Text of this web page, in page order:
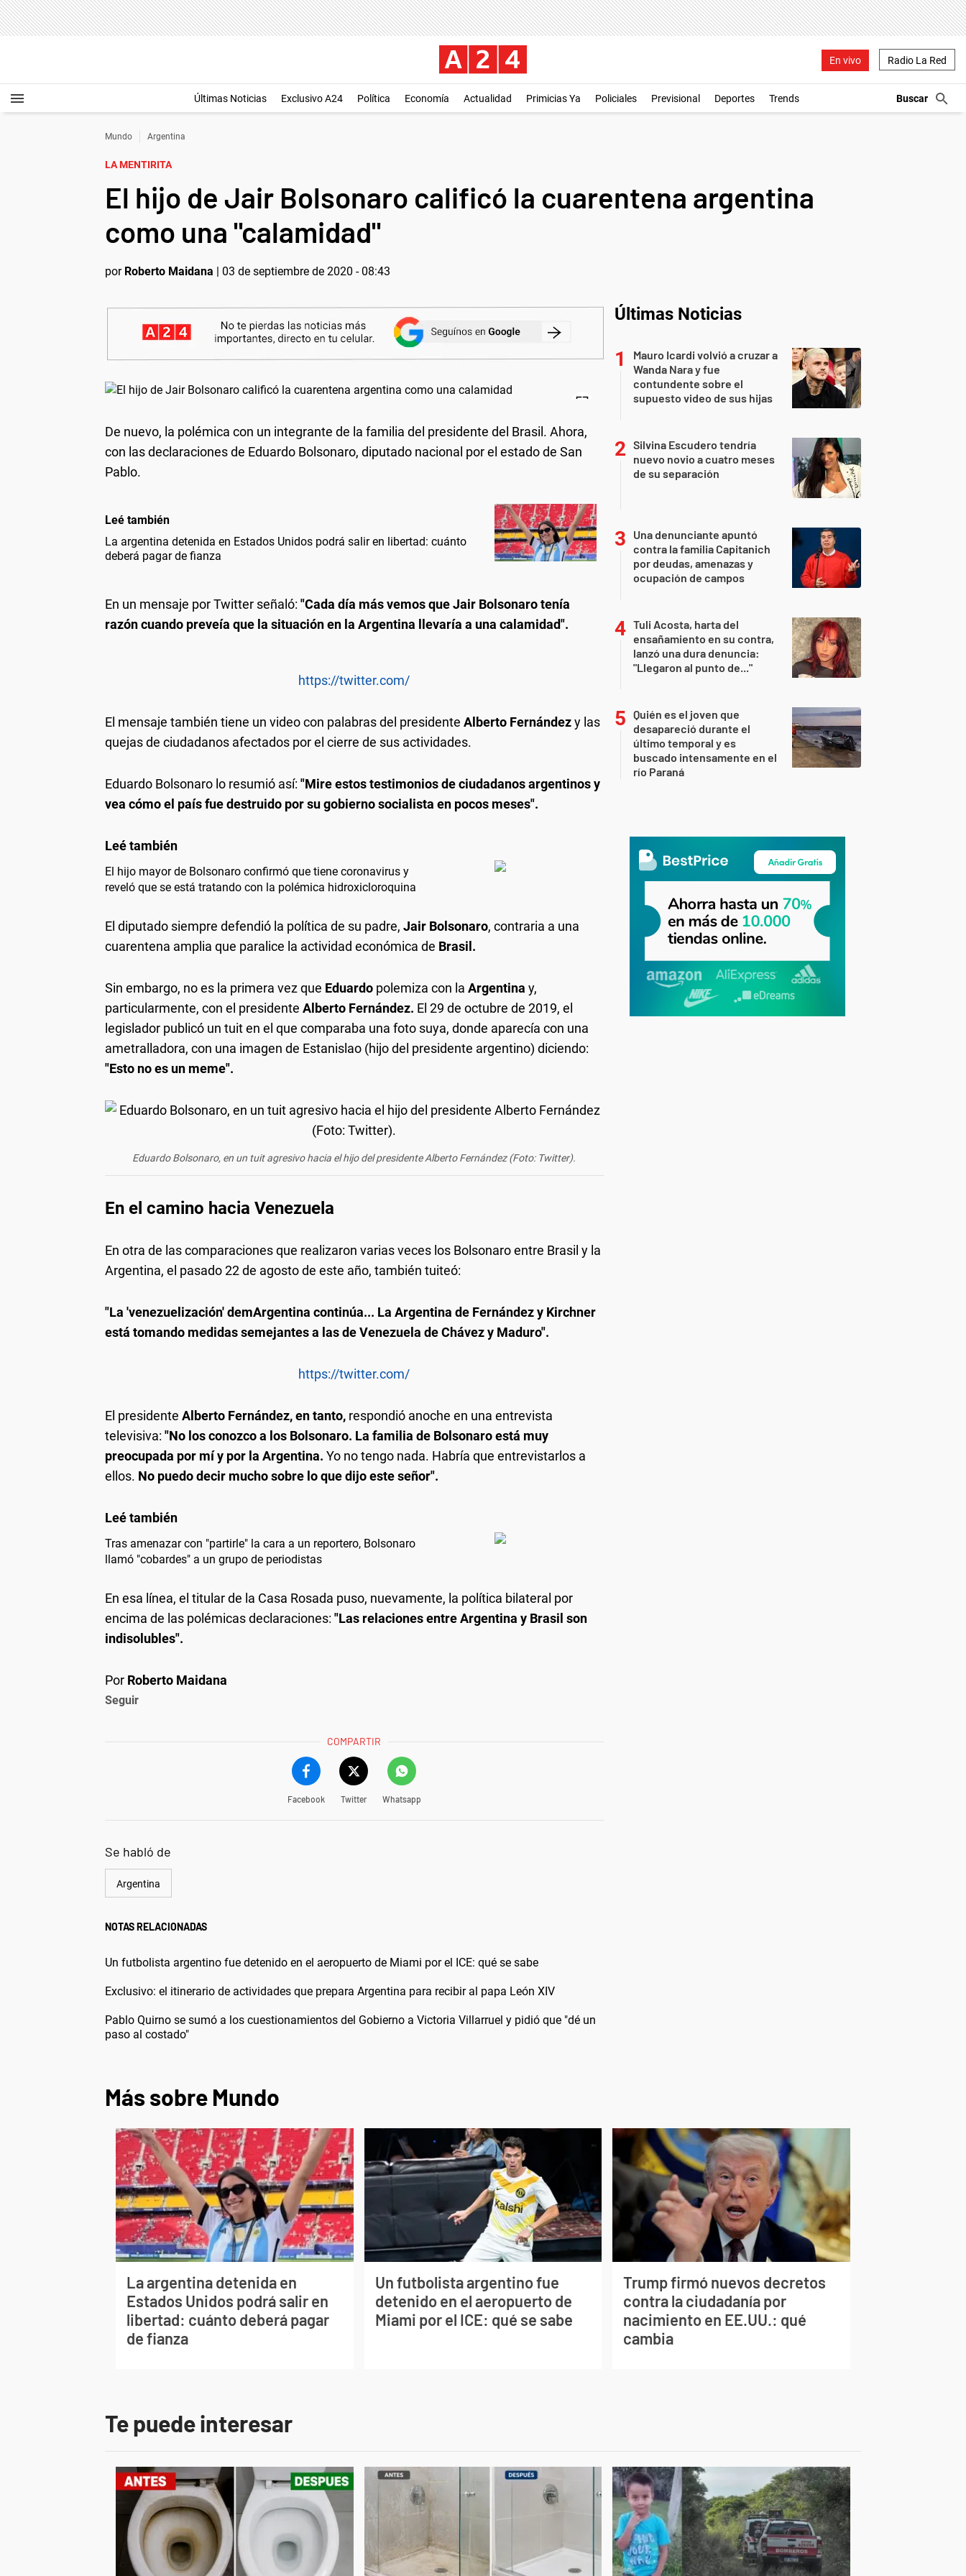
En vivo Radio La Red
Últimas Noticias Exclusivo A24 Política Economía Actualidad Primicias Ya Policiales Previsional Deportes Trends
Mundo Argentina
LA MENTIRITA
El hijo de Jair Bolsonaro calificó la cuarentena argentina
como una "calamidad"
por Roberto Maidana | 03 de septiembre de 2020 - 08:43
De nuevo, la polémica con un integrante de la familia del presidente del Brasil. Ahora,
con las declaraciones de Eduardo Bolsonaro, diputado nacional por el estado de San
Pablo.
Leé también
La argentina detenida en Estados Unidos podrá salir en libertad: cuánto
deberá pagar de fianza
En un mensaje por Twitter señaló: "Cada día más vemos que Jair Bolsonaro tenía
razón cuando preveía que la situación en la Argentina llevaría a una calamidad".
https://twitter.com/
El mensaje también tiene un video con palabras del presidente Alberto Fernándezy las
quejas de ciudadanos afectados por el cierre de sus actividades.
Eduardo Bolsonaro lo resumió así: "Mire estos testimonios de ciudadanos argentinos y
vea cómo el país fue destruido por su gobierno socialista en pocos meses".
El hijo mayor de Bolsonaro confirmó que tiene coronavirus y
reveló que se está tratando con la polémica hidroxicloroquina
El diputado siempre defendió la política de su padre, Jair Bolsonaro, contraria a una
cuarentena amplia que paralice la actividad económica de Brasil.
Sin embargo, no es la primera vez que Eduardo polemiza con la Argentina y,
particularmente, con el presidente Alberto Fernández. El 29 de octubre de 2019, el
legislador publicó un tuit en el que comparaba una foto suya, donde aparecía con una
ametralladora, con una imagen de Estanislao (hijo del presidente argentino) diciendo:
"Esto no es un meme".
Eduardo Bolsonaro, en un tuit agresivo hacia el hijo del presidente Alberto Fernández (Foto: Twitter).
En el camino hacia Venezuela
En otra de las comparaciones que realizaron varias veces los Bolsonaro entre Brasil y la
Argentina, el pasado 22 de agosto de este año, también tuiteó:
"La 'venezuelización' demArgentina continúa... La Argentina de Fernández y Kirchner
está tomando medidas semejantes a las de Venezuela de Chávez y Maduro".
https://twitter.com/
El presidente Alberto Fernández, en tanto, respondió anoche en una entrevista
televisiva: "No los conozco a los Bolsonaro. La familia de Bolsonaro está muy
preocupada por mí y por la Argentina. Yo no tengo nada. Habría que entrevistarlos a
ellos. No puedo decir mucho sobre lo que dijo este señor".
Tras amenazar con "partirle" la cara a un reportero, Bolsonaro
llamó "cobardes" a un grupo de periodistas
En esa línea, el titular de la Casa Rosada puso, nuevamente, la política bilateral por
encima de las polémicas declaraciones: "Las relaciones entre Argentina y Brasil son
indisolubles".
Por Roberto Maidana
Seguir
COMPARTIR
Facebook Twitter Whatsapp
Se habló de
Argentina
NOTAS RELACIONADAS
Un futbolista argentino fue detenido en el aeropuerto de Miami por el ICE: qué se sabe
Exclusivo: el itinerario de actividades que prepara Argentina para recibir al papa León XIV
Pablo Quirno se sumó a los cuestionamientos del Gobierno a Victoria Villarruel y pidió que "dé un
paso al costado"
Últimas Noticias
Mauro Icardi volvió a cruzar a
Wanda Nara y fue
contundente sobre el
supuesto video de sus hijas
Silvina Escudero tendría
nuevo novio a cuatro meses
de su separación
Una denunciante apuntó
contra la familia Capitanich
por deudas, amenazas y
ocupación de campos
Tuli Acosta, harta del
ensañamiento en su contra,
lanzó una dura denuncia:
"Llegaron al punto de..."
Quién es el joven que
desapareció durante el
último temporal y es
buscado intensamente en el
río Paraná
Más sobre Mundo
La argentina detenida en
Estados Unidos podrá salir en
libertad: cuánto deberá pagar
de fianza
Un futbolista argentino fue
detenido en el aeropuerto de
Miami por el ICE: qué se sabe
Trump firmó nuevos decretos
contra la ciudadanía por
nacimiento en EE.UU.: qué
cambia
Te puede interesar